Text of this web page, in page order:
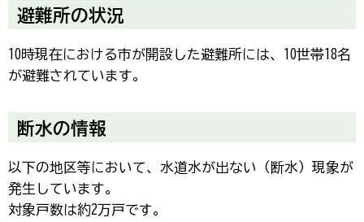
避難所の状況
10時現在における市が開設した避難所には、10世帯18名
が避難されています。
断水の情報
以下の地区等において、水道水が出ない（断水）現象が
発生しています。
対象戸数は約2万戸です。